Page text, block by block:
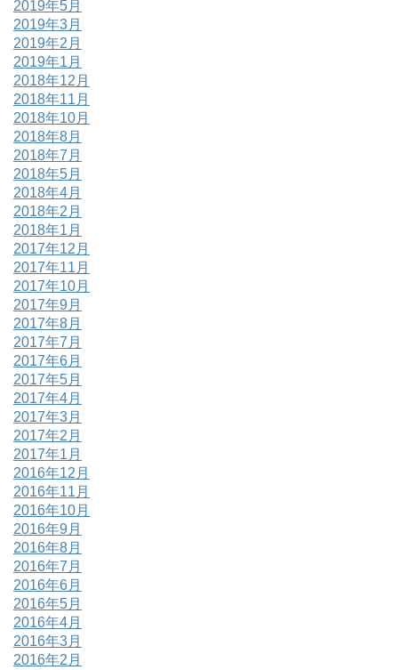
2019年5月
2019年3月
2019年2月
2019年1月
2018年12月
2018年11月
2018年10月
2018年8月
2018年7月
2018年5月
2018年4月
2018年2月
2018年1月
2017年12月
2017年11月
2017年10月
2017年9月
2017年8月
2017年7月
2017年6月
2017年5月
2017年4月
2017年3月
2017年2月
2017年1月
2016年12月
2016年11月
2016年10月
2016年9月
2016年8月
2016年7月
2016年6月
2016年5月
2016年4月
2016年3月
2016年2月